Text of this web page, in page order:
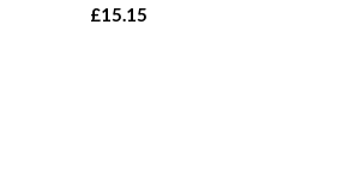
£15.15